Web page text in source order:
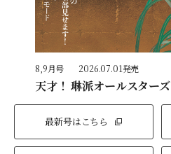
8,9月号 2026.07.01発売
天才！ 琳派オールスターズ
最新号はこちら